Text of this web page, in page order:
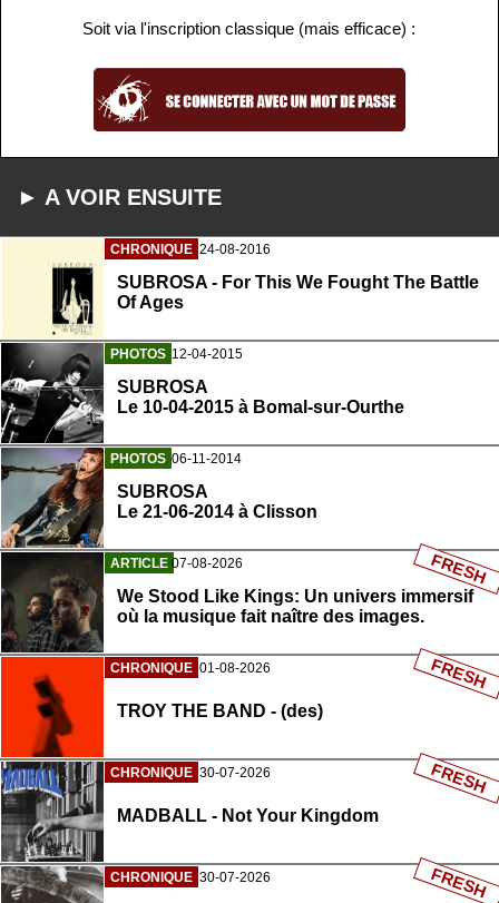
Soit via l'inscription classique (mais efficace) :
► A VOIR ENSUITE
CHRONIQUE 24-08-2016
SUBROSA - For This We Fought The Battle
Of Ages
PHOTOS 12-04-2015
SUBROSA
Le 10-04-2015 à Bomal-sur-Ourthe
PHOTOS 06-11-2014
SUBROSA
Le 21-06-2014 à Clisson
ARTICLE 07-08-2026
We Stood Like Kings: Un univers immersif
où la musique fait naître des images.
FRESH
CHRONIQUE 01-08-2026
TROY THE BAND - (des)
FRESH
CHRONIQUE 30-07-2026
MADBALL - Not Your Kingdom
FRESH
CHRONIQUE 30-07-2026 FRESH